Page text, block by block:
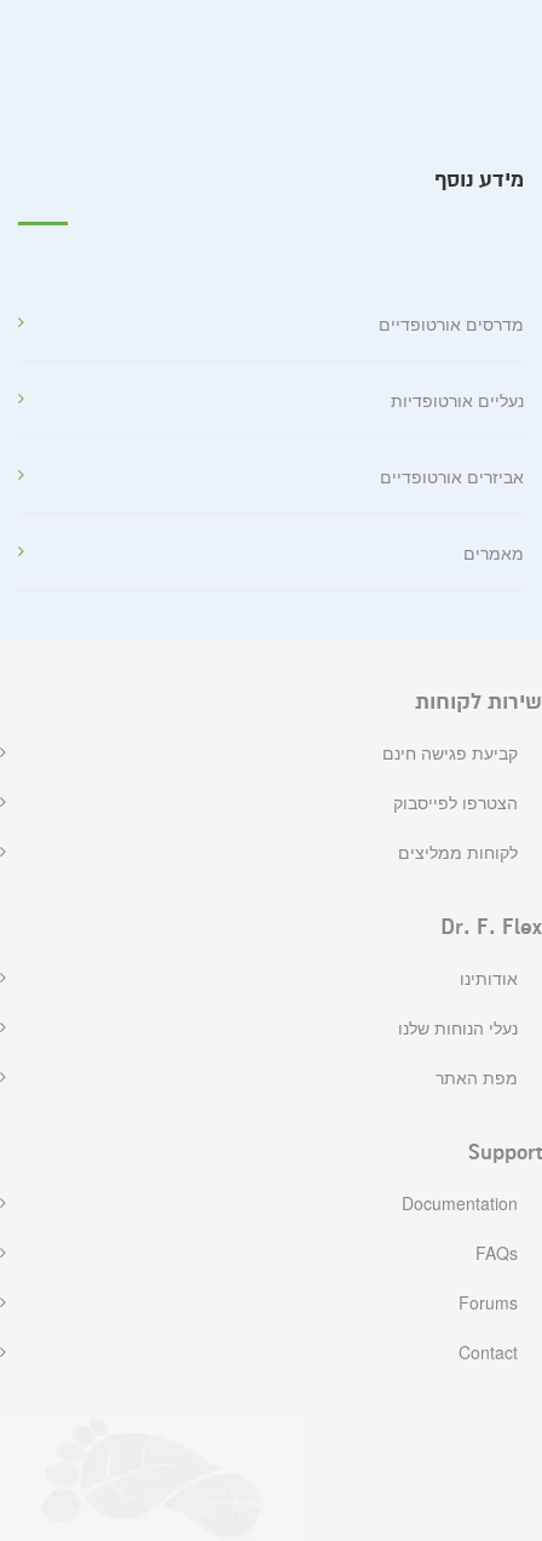
מידע נוסף
מדרסים אורטופדיים
נעליים אורטופדיות
אביזרים אורטופדיים
מאמרים
שירות לקוחות
קביעת פגישה חינם
הצטרפו לפייסבוק
לקוחות ממליצים
Dr. F. Flex
אודותינו
נעלי הנוחות שלנו
מפת האתר
Support
Documentation
FAQs
Forums
Contact